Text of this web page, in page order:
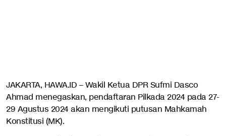
JAKARTA, HAWA.ID – Wakil Ketua DPR Sufmi Dasco
Ahmad menegaskan, pendaftaran Pilkada 2024 pada 27-
29 Agustus 2024 akan mengikuti putusan Mahkamah
Konstitusi (MK).